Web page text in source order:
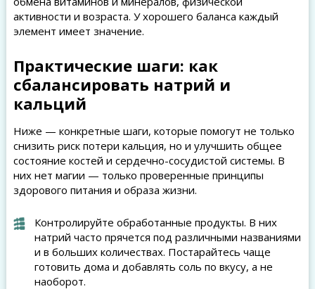
активности и возраста. У хорошего баланса каждый
элемент имеет значение.
Практические шаги: как
сбалансировать натрий и
кальций
Ниже — конкретные шаги, которые помогут не только
снизить риск потери кальция, но и улучшить общее
состояние костей и сердечно-сосудистой системы. В
них нет магии — только проверенные принципы
здорового питания и образа жизни.
Контролируйте обработанные продукты. В них
натрий часто прячется под различными названиями
и в больших количествах. Постарайтесь чаще
готовить дома и добавлять соль по вкусу, а не
наоборот.